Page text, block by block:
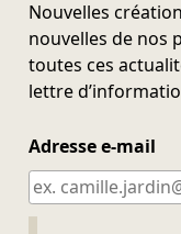
Nouvelles
nouvelles de nos
toutes ces
lettre
Adresse e-mail